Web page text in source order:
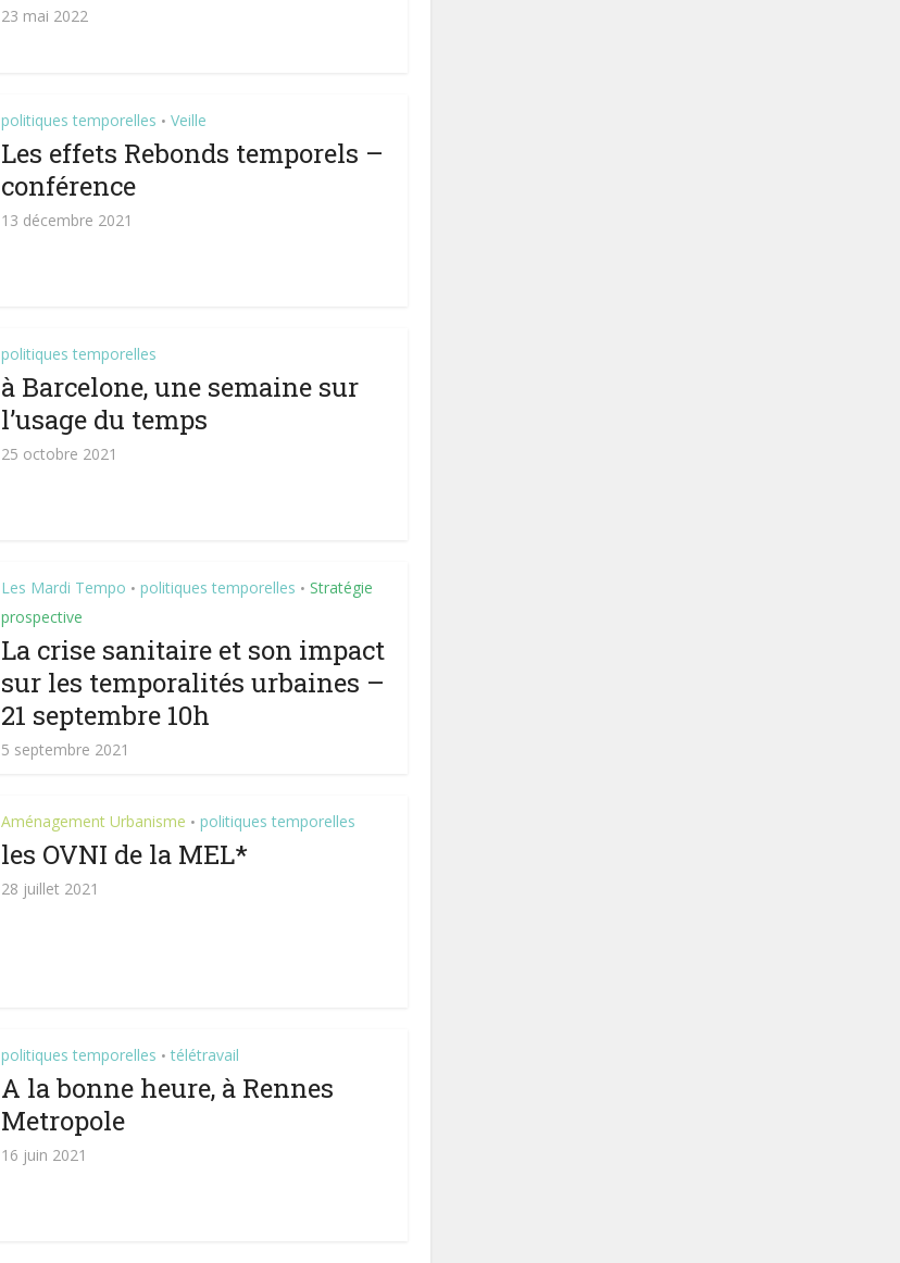
23 mai 2022
politiques temporelles • Veille
Les effets Rebonds temporels –
conférence
13 décembre 2021
politiques temporelles
à Barcelone, une semaine sur
l’usage du temps
25 octobre 2021
Les Mardi Tempo • politiques temporelles • Stratégie
prospective
La crise sanitaire et son impact
sur les temporalités urbaines –
21 septembre 10h
5 septembre 2021
Aménagement Urbanisme • politiques temporelles
les OVNI de la MEL*
28 juillet 2021
politiques temporelles • télétravail
A la bonne heure, à Rennes
Metropole
16 juin 2021